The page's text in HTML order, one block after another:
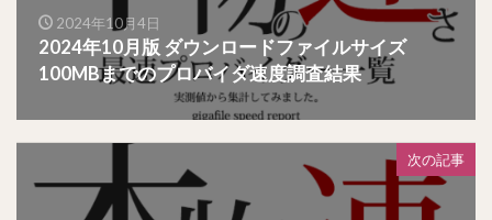
2024年10月4日
2024年10月版 ダウンロードファイルサイズ
100MBまでのプロバイダ速度調査結果
次の記事